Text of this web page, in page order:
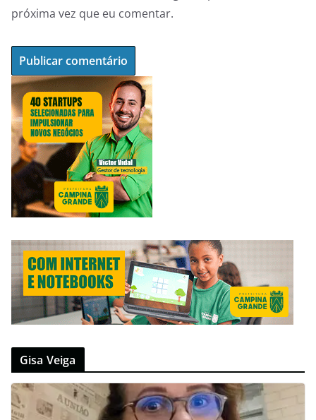
próxima vez que eu comentar.
Gisa Veiga